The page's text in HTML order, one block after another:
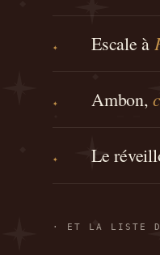
✦ Escale à
✦ Ambon,
✦ Le
· ET LA LISTE